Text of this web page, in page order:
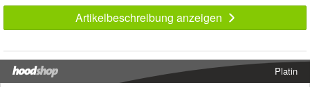
Artikelbeschreibung anzeigen
Platin